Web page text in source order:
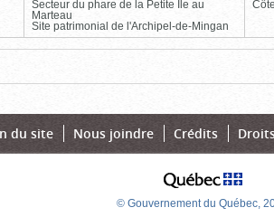
Secteur du phare de la Petite Île au
Marteau
Site patrimonial de l'Archipel-de-Mingan
du site Nous joindre Crédits
© Gouvernement du Québec,